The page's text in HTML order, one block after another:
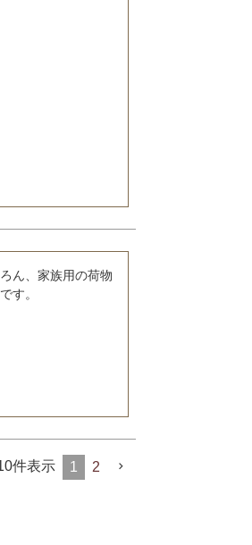
ん、家族用の荷物
す。
件表示 1 2